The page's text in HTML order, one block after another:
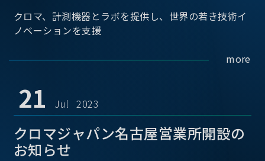
クロマ、計測機器とラボを提供し、世界の若き技術イ
ノベーションを支援
more
21 Jul 2023
クロマジャパン名古屋営業所開設の
お知らせ